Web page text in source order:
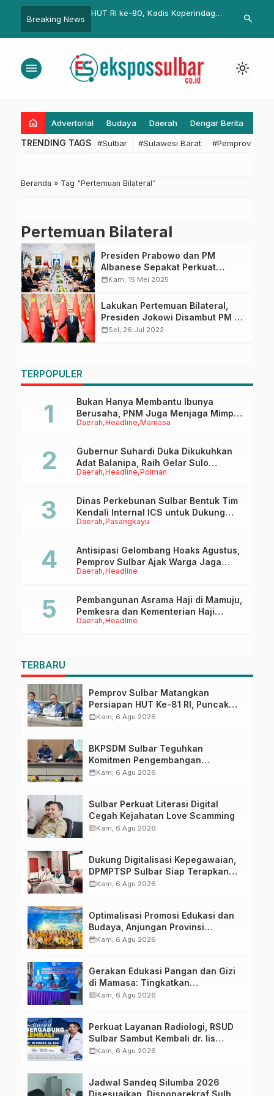
Breaking News
dan Pembinaan
Majene
HUT RI ke-80, Kadis Koperindag
Adalah Kemandirian, UMKM Pilar
Kuotasearch
menu light_mode
home Advertorial Budaya Daerah Dengar Berita
TRENDING TAGS #Sulbar #Sulawesi Barat #Pemprov
Beranda » Tag "Pertemuan Bilateral"
Pertemuan Bilateral
Presiden Prabowo dan PM
Albanese Sepakat Perkuat
Kemitraan Strategis, Dari
calendar_monthKam, 15 Mei 2025
Lakukan Pertemuan Bilateral,
Presiden Jokowi Disambut PM Li
Keqiang
calendar_monthSel, 26 Jul 2022
TERPOPULER
Daerah Headline Mamasa
Bukan Hanya Membantu Ibunya
Berusaha, PNM Juga Menjaga Mimpi
Anaknya Untuk Menggapai Cita-Cita
Daerah Headline Polman
Gubernur Suhardi Duka Dikukuhkan
Adat Balanipa, Raih Gelar Sulo
Tappidena
Daerah Pasangkayu
Dinas Perkebunan Sulbar Bentuk Tim
Kendali Internal ICS untuk Dukung
Sertifikasi ISPO Pekebun di
Daerah Headline
Antisipasi Gelombang Hoaks Agustus,
Pemprov Sulbar Ajak Warga Jaga
Ruang Digital
Daerah Headline
Pembangunan Asrama Haji di Mamuju,
Pemkesra dan Kementerian Haji
Sulbar Tinjau Lokasi
TERBARU
Pemprov Sulbar Matangkan
Persiapan HUT Ke-81 RI, Puncak
Upacara di Lapangan Ahmad
calendar_monthKam, 6 Agu 2026
BKPSDM Sulbar Teguhkan
Komitmen Pengembangan
Kompetensi ASN melalui
calendar_monthKam, 6 Agu 2026
Sulbar Perkuat Literasi Digital
Cegah Kejahatan Love Scamming
calendar_monthKam, 6 Agu 2026
Dukung Digitalisasi Kepegawaian,
DPMPTSP Sulbar Siap Terapkan
Aplikasi FLEKSI ASN
calendar_monthKam, 6 Agu 2026
Optimalisasi Promosi Edukasi dan
Budaya, Anjungan Provinsi
Sulawesi Barat Perkuat Kolaborasi
calendar_monthKam, 6 Agu 2026
Gerakan Edukasi Pangan dan Gizi
di Mamasa: Tingkatkan
Pengetahuan dan Keterampilan
calendar_monthKam, 6 Agu 2026
Perkuat Layanan Radiologi, RSUD
Sulbar Sambut Kembali dr. Iis
Imelda, Sp.Rad
calendar_monthKam, 6 Agu 2026
Jadwal Sandeq Silumba 2026
Disesuaikan, Dispoparekraf Sulbar